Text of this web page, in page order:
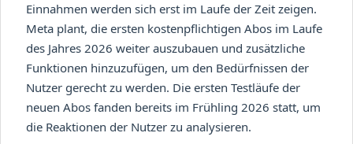
Einnahmen werden sich erst im Laufe der Zeit zeigen.
Meta plant, die ersten kostenpflichtigen Abos im Laufe
des Jahres 2026 weiter auszubauen und zusätzliche
Funktionen hinzuzufügen, um den Bedürfnissen der
Nutzer gerecht zu werden. Die ersten Testläufe der
neuen Abos fanden bereits im Frühling 2026 statt, um
die Reaktionen der Nutzer zu analysieren.